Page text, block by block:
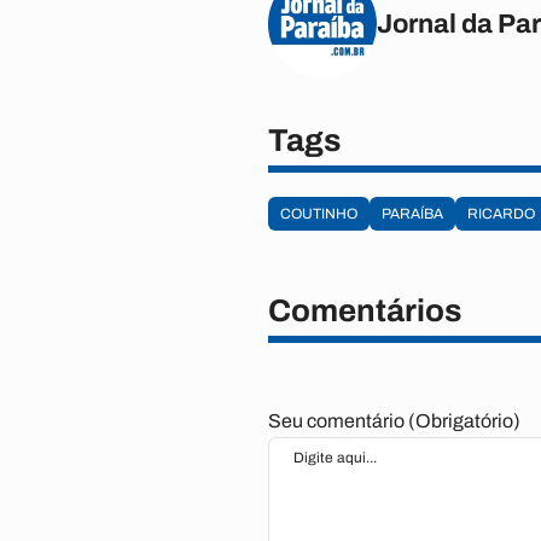
Jornal da
Tags
COUTINHO PARAÍBA RICARDO
Comentários
Seu comentário (Obrigatório)